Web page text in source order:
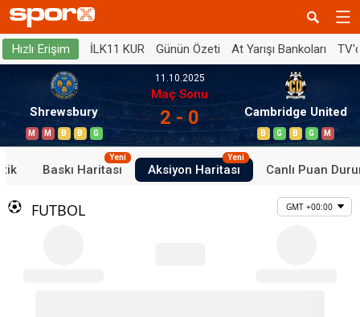
Hızlı Erişim İLK11 KUR Günün Özeti At Yarışı Bankoları
Shrewsbury
M M B B G
11.10.2025
Maç Sonu
2 - 0 Cambridge United
B G B G M
Baskı Haritası
Yeni
Aksiyon Haritası
Yeni
Canlı Puan
FUTBOL GMT +00:00